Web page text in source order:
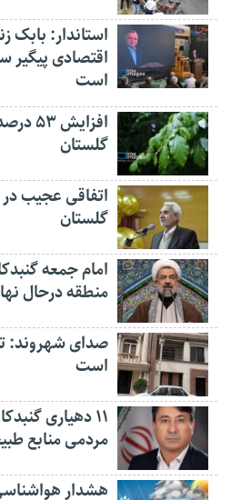
اقتصادی پیگیر
است
گلستان
اتفاقی عجیب
گلستان
امام جمعه
منطقه درحال
صدای شهروند:
است
۱۱ دهیاری
مردمی منابع
هشدار